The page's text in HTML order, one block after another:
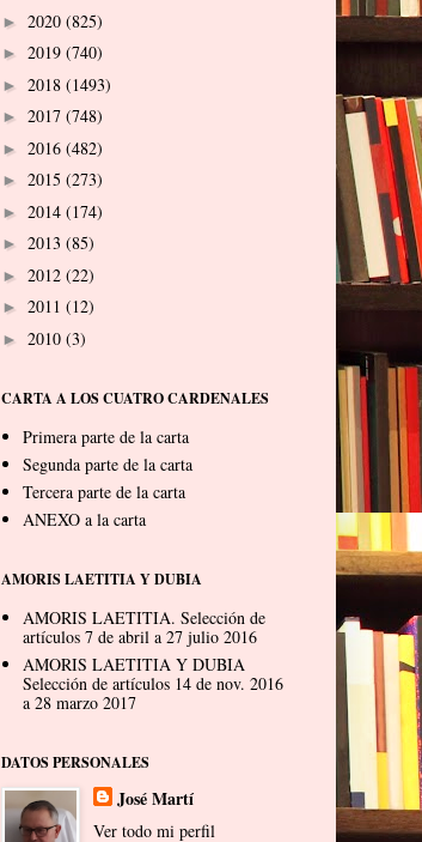
► 2020 (825)
► 2019 (740)
► 2018 (1493)
► 2017 (748)
► 2016 (482)
► 2015 (273)
► 2014 (174)
► 2013 (85)
► 2012 (22)
► 2011 (12)
► 2010 (3)
CARTA A LOS CUATRO CARDENALES
Primera parte de la carta
Segunda parte de la carta
Tercera parte de la carta
ANEXO a la carta
AMORIS LAETITIA Y DUBIA
AMORIS LAETITIA. Selección de
artículos 7 de abril a 27 julio 2016
AMORIS LAETITIA Y DUBIA
Selección de artículos 14 de nov. 2016
a 28 marzo 2017
DATOS PERSONALES
José Martí
Ver todo mi perfil